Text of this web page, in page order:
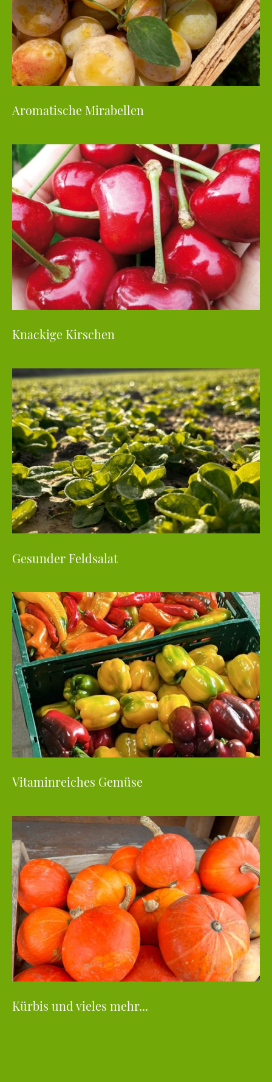
Aromatische Mirabellen
Knackige Kirschen
Gesunder Feldsalat
Vitaminreiches Gemüse
Kürbis und vieles mehr...